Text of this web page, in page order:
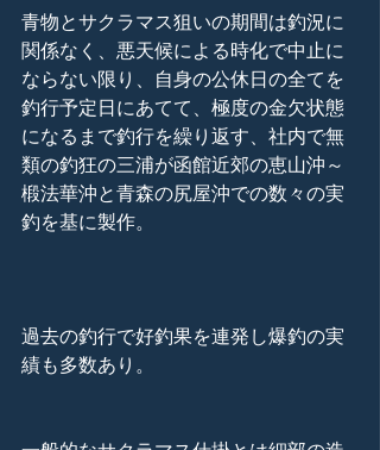
青物とサクラマス狙いの期間は釣況に
関係なく、悪天候による時化で中止に
ならない限り、自身の公休日の全てを
釣行予定日にあてて、極度の金欠状態
になるまで釣行を繰り返す、社内で無
類の釣狂の三浦が函館近郊の恵山沖～
椴法華沖と青森の尻屋沖での数々の実
釣を基に製作。
過去の釣行で好釣果を連発し爆釣の実
績も多数あり。